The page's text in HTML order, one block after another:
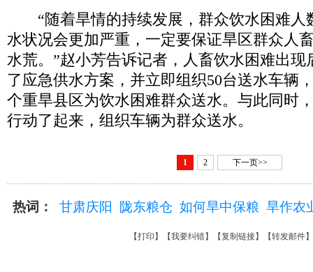
“随着旱情的持续发展，群众饮水困难人
水状况会更加严重，一定要保证旱区群众人
水荒。”赵小芳告诉记者，人畜饮水困难出现
了应急供水方案，并立即组织50台送水车辆
个重旱县区为饮水困难群众送水。与此同时
行动了起来，组织车辆为群众送水。
1 2 下一页>>
热词： 甘肃庆阳 陇东粮仓 如何旱中保粮 旱作农
【打印 】【我要纠错】【复制链接】【转发邮件